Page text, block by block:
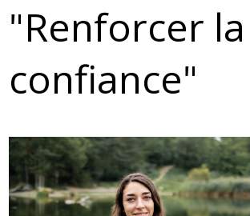
"Renforcer la
confiance"